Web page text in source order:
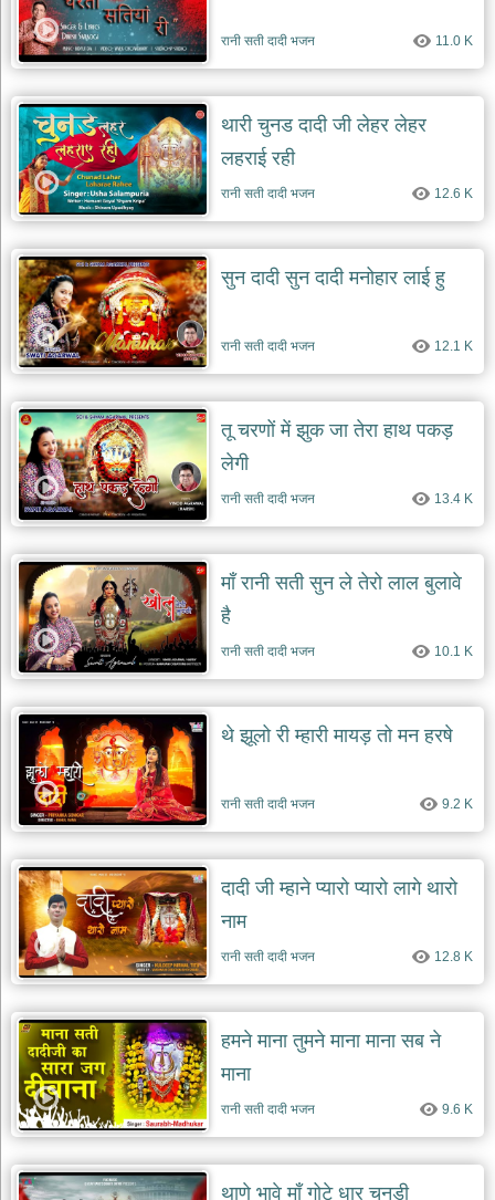
रानी सती दादी भजन 11.0 K
थारी चुनड दादी जी लेहर लेहर
लहराई रही
रानी सती दादी भजन 12.6 K
सुन दादी सुन दादी मनोहार लाई हु
रानी सती दादी भजन 12.1 K
तू चरणों में झुक जा तेरा हाथ पकड़
लेगी
रानी सती दादी भजन 13.4 K
माँ रानी सती सुन ले तेरो लाल बुलावे
है
रानी सती दादी भजन 10.1 K
थे झूलो री म्हारी मायड़ तो मन हरषे
रानी सती दादी भजन 9.2 K
दादी जी म्हाने प्यारो प्यारो लागे थारो
नाम
रानी सती दादी भजन 12.8 K
हमने माना तुमने माना माना सब ने
माना
रानी सती दादी भजन 9.6 K
थाणे भावे माँ गोटे धार चुनडी